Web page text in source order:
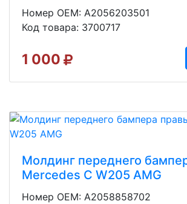
Номер OEM: A2056203501
Код товара: 3700717
1 000
Молдинг переднего
Mercedes C W205 AMG
Номер OEM: A2058858702